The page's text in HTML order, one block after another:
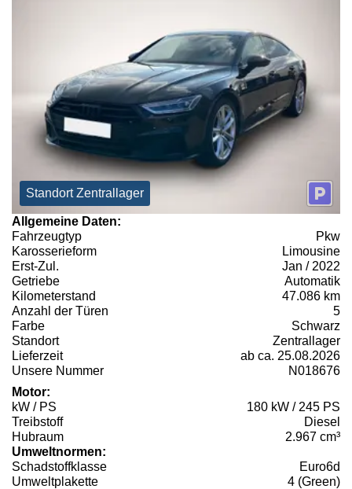
Standort Zentrallager
Allgemeine Daten:
Fahrzeugtyp
Pkw
Karosserieform
Limousine
Erst-Zul.
Jan / 2022
Getriebe
Automatik
Kilometerstand
47.086 km
Anzahl der Türen
5
Farbe
Schwarz
Standort
Zentrallager
Lieferzeit
ab ca. 25.08.2026
Unsere Nummer
N018676
Motor:
kW / PS
180 kW / 245 PS
Treibstoff
Diesel
Hubraum
2.967 cm³
Umweltnormen:
Schadstoffklasse
Euro6d
Umweltplakette
4 (Green)